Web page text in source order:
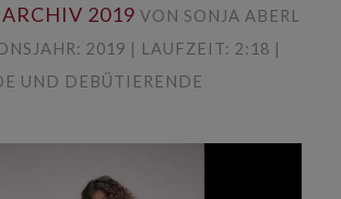
ARCHIV 2019 VON SONJA ABERL
2019 | LAUFZEIT: 2:18 |
UND DEBÜTIERENDE